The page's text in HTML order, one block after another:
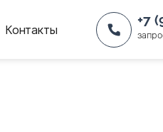
Контакты
+7